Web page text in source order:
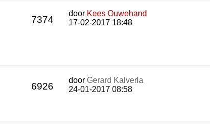
7374
door Kees Ouwehand
17-02-2017 18:48
6926
door Gerard Kalverla
24-01-2017 08:58